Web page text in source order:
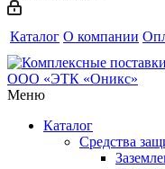
Каталог О компании
Меню
Каталог
Средства